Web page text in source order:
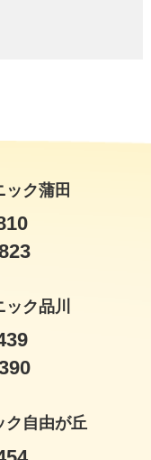
ク蒲田
ク品川
ク自由が丘